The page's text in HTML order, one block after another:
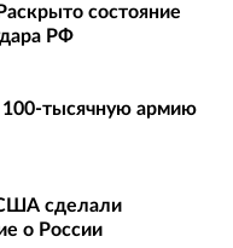
состояние
РФ
тысячную армию
сделали
о России